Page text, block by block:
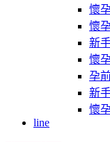
懷
懷
新
懷
孕
新
懷
line